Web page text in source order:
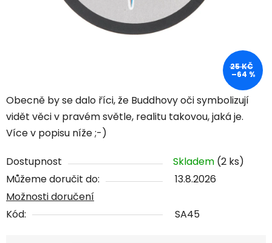
Obecně by se dalo říci, že Buddhovy oči symbolizují
vidět věci v pravém světle, realitu takovou, jaká je.
Více v popisu níže ;-)
Dostupnost Skladem (2 ks)
Můžeme doručit do:
13.8.2026
Možnosti doručení
Kód:
SA45
25 KČ
–64 %